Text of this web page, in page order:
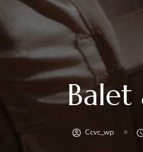
Balet
Ccvc_wp